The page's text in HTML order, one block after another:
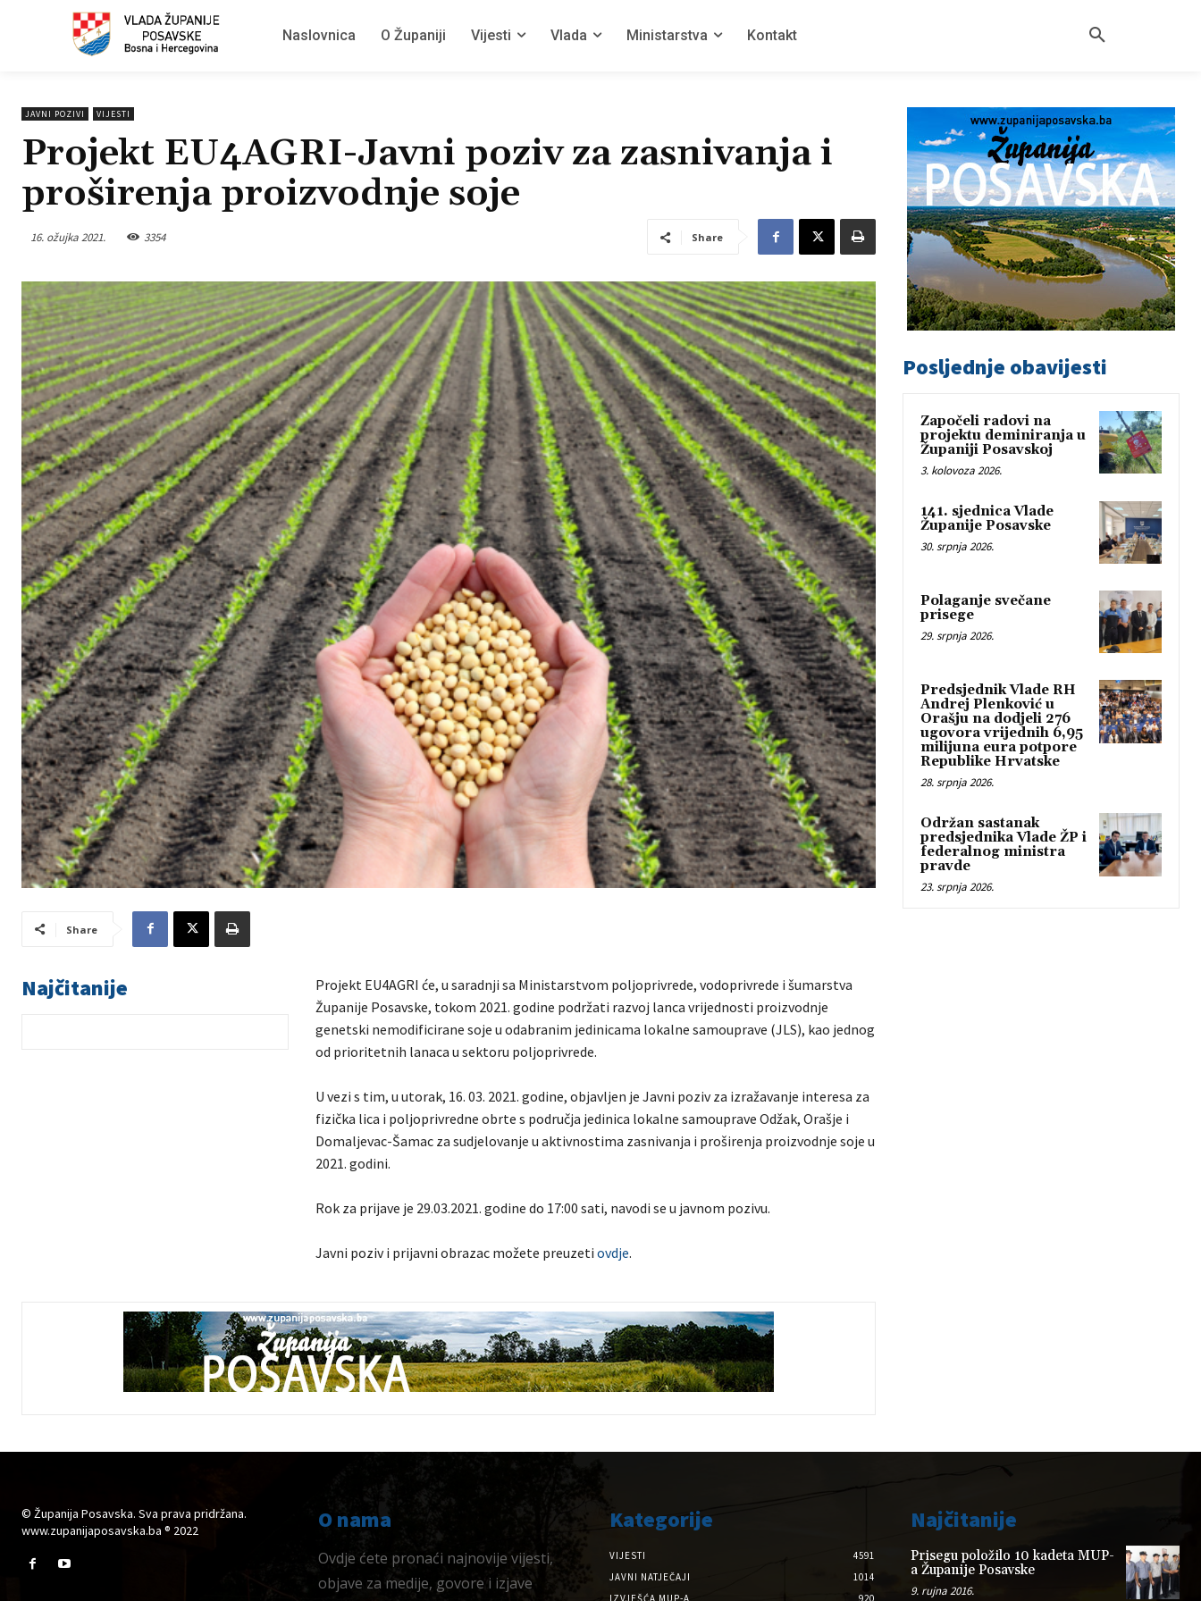
Naslovnica O Županiji Vijesti Vlada Ministarstva Kontakt
JAVNI POZIVI VIJESTI
Projekt EU4AGRI-Javni poziv za zasnivanja i
proširenja proizvodnje soje
16. ožujka 2021. 3354 Share
Share
Najčitanije
Projekt EU4AGRI će, u saradnji sa Ministarstvom poljoprivrede, vodoprivrede i šumarstva
Županije Posavske, tokom 2021. godine podržati razvoj lanca vrijednosti proizvodnje
genetski nemodificirane soje u odabranim jedinicama lokalne samouprave (JLS), kao jednog
od prioritetnih lanaca u sektoru poljoprivrede.
U vezi s tim, u utorak, 16. 03. 2021. godine, objavljen je Javni poziv za izražavanje interesa za
fizička lica i poljoprivredne obrte s područja jedinica lokalne samouprave Odžak, Orašje i
Domaljevac-Šamac za sudjelovanje u aktivnostima zasnivanja i proširenja proizvodnje soje u
2021. godini.
Rok za prijave je 29.03.2021. godine do 17:00 sati, navodi se u javnom pozivu.
Javni poziv i prijavni obrazac možete preuzeti ovdje.
Posljednje obavijesti
Započeli radovi na
projektu deminiranja u
Županiji Posavskoj
3. kolovoza 2026.
141. sjednica Vlade
Županije Posavske
30. srpnja 2026.
Polaganje svečane
prisege
29. srpnja 2026.
Predsjednik Vlade RH
Andrej Plenković u
Orašju na dodjeli 276
ugovora vrijednih 6,95
milijuna eura potpore
Republike Hrvatske
28. srpnja 2026.
Održan sastanak
predsjednika Vlade ŽP i
federalnog ministra
pravde
23. srpnja 2026.
© Županija Posavska. Sva prava pridržana.
www.zupanijaposavska.ba ® 2022
O nama
Ovdje ćete pronaći najnovije vijesti,
objave za medije, govore i izjave
Kategorije
VIJESTI
4591
JAVNI NATJEČAJI
1014
IZVJEŠĆA MUP-A
920
Najčitanije
Prisegu položilo 10 kadeta MUP-
a Županije Posavske
9. rujna 2016.